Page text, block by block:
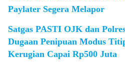
Paylater Segera Melapor
Satgas PASTI OJK dan
Dugaan Penipuan Modus
Kerugian Capai Rp500 Juta